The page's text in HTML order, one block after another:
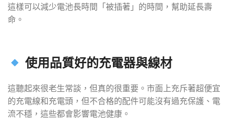
這樣可以減少電池長時間「被插著」的時間，幫助延長壽
命。
使用品質好的充電器與線材
這聽起來很老生常談，但真的很重要。市面上充斥著超便宜
的充電線和充電頭，但不合格的配件可能沒有過充保護、電
流不穩，這些都會影響電池健康。